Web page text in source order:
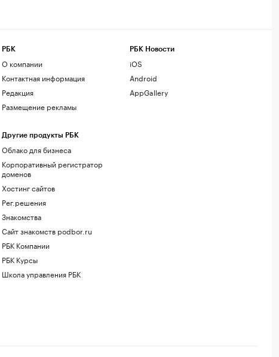
РБК
О компании
Контактная информация
Редакция
Размещение рекламы
Другие продукты РБК
Облако для бизнеса
Корпоративный регистратор
доменов
Хостинг сайтов
Рег.решения
Знакомства
Сайт знакомств podbor.ru
РБК Компании
РБК Курсы
Школа управления РБК
РБК Новости
iOS
Android
AppGallery